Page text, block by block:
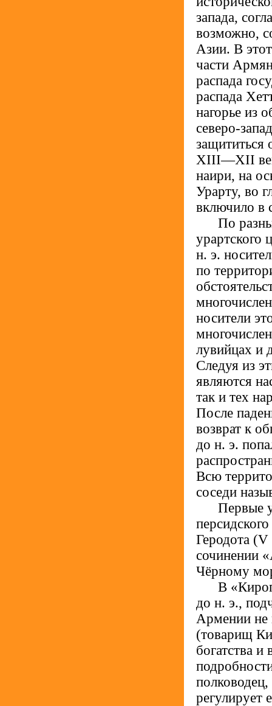
запада,
возможно,
Азии. В
части
распада
распада
нагорье из
северо-
защититься
XIII—XII
наири, на
Урарту, во
включило в
По
урартского
н. э.
по
носители
лувийцах и
Следуя из
являются
так и тех
После
возврат к
до н. э.
Всю
соседи
Первые
Геродота
сочинении
Чёрному
В
до н. э.,
Армении не
(товарищ
богатства
регулирует